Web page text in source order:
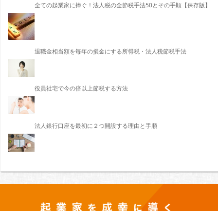
全ての起業家に捧ぐ！法人税の全節税手法50とその手順【保存版】
退職金相当額を毎年の損金にする所得税・法人税節税手法
役員社宅で今の倍以上節税する方法
法人銀行口座を最初に２つ開設する理由と手順